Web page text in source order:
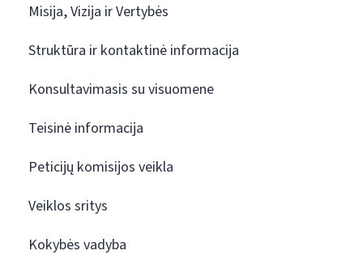
Misija, Vizija ir Vertybės
Struktūra ir kontaktinė informacija
Konsultavimasis su visuomene
Teisinė informacija
Peticijų komisijos veikla
Veiklos sritys
Kokybės vadyba